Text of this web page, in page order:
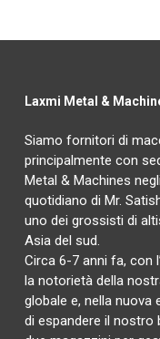
Laxmi Metal &
Siamo fornitori di
principalmente con
Metal & Machines
quotidiano di Mr.
uno dei grossisti di
Asia del sud.
Circa 6-7 anni fa, con
la notorietà della
globale e, nella
di espandere il nostro